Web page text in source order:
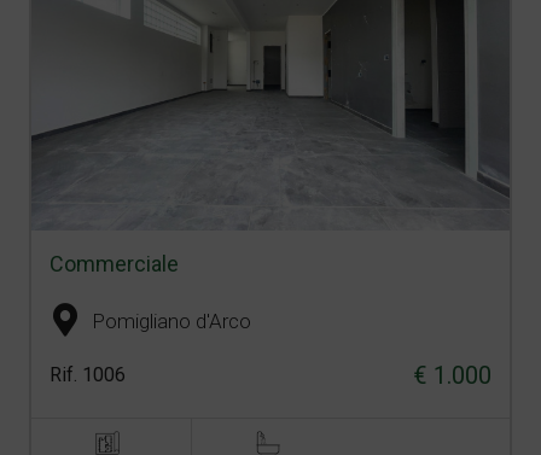
Commerciale
Pomigliano d'Arco
Rif. 1006 € 1.000